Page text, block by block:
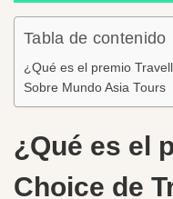
Tabla de contenido
¿Qué es el premio
Sobre Mundo Asia Tours
¿Qué es el
Choice de